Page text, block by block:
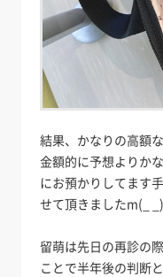
結果、かなりの高額
金額的に予想よりか
にお預かりしてます
せて頂きましたm(_
留萌は先日の再診の
ことで半年後の判断